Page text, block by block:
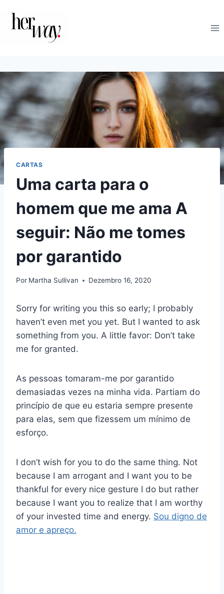
CARTAS
Uma carta para o
homem que me ama A
seguir: Não me tomes
por garantido
Por Martha Sullivan Dezembro 16, 2020
Sorry for writing you this so early; I probably
haven’t even met you yet. But I wanted to ask
something from you. A little favor: Don’t take
me for granted.
As pessoas tomaram-me por garantido
demasiadas vezes na minha vida. Partiam do
princípio de que eu estaria sempre presente
para elas, sem que fizessem um mínimo de
esforço.
I don’t wish for you to do the same thing. Not
because I am arrogant and I want you to be
thankful for every nice gesture I do but rather
because I want you to realize that I am worthy
of your invested time and energy. Sou digno de
amor e apreço.